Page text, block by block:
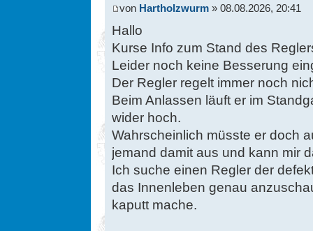
von Hartholzwurm » 08.08.2026, 20:41
Hallo
Kurse Info zum Stand des
Leider noch keine Besserung
Der Regler regelt immer noch
Beim Anlassen läuft er im
wider hoch.
Wahrscheinlich müsste er doch
jemand damit aus und kann mir
Ich suche einen Regler der
das Innenleben genau
kaputt mache.